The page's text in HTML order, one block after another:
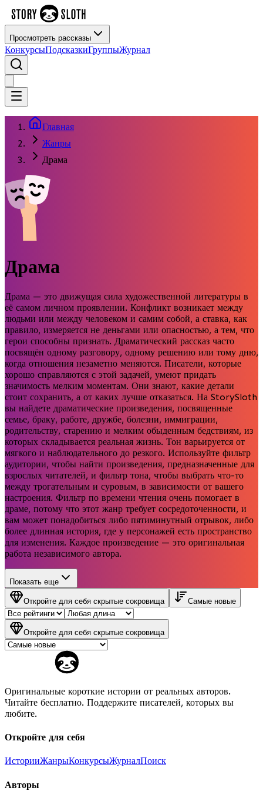
Просмотреть рассказы
КонкурсыПодсказкиГруппыЖурнал
Главная
Жанры
Драма
Драма
Драма — это движущая сила художественной литературы в
её самом личном проявлении. Конфликт возникает между
людьми или между человеком и самим собой, а ставка, как
правило, измеряется не деньгами или опасностью, а тем, что
герои способны признать. Драматический рассказ часто
посвящён одному разговору, одному решению или тому дню,
когда отношения незаметно меняются. Писатели, которые
хорошо справляются с этой задачей, умеют придать
значимость мелким моментам. Они знают, какие детали
стоит сохранить, а от каких лучше отказаться. На StorySloth
вы найдете драматические произведения, посвященные
семье, браку, работе, дружбе, болезни, иммиграции,
родительству, старению и мелким обыденным бедствиям, из
которых складывается реальная жизнь. Тон варьируется от
мягкого и наблюдательного до резкого. Используйте фильтр
аудитории, чтобы найти произведения, предназначенные для
взрослых читателей, и фильтр тона, чтобы выбрать что-то
между трогательным и суровым, в зависимости от вашего
настроения. Фильтр по времени чтения очень помогает в
драме, потому что этот жанр требует сосредоточенности, и
вам может понадобиться либо пятиминутный отрывок, либо
более длинная история, где у персонажей есть пространство
для изменения. Каждое произведение — это оригинальная
работа независимого автора.
Показать еще
Откройте для себя скрытые сокровища Самые новые
Откройте для себя скрытые сокровища
Оригинальные короткие истории от реальных авторов.
Читайте бесплатно. Поддержите писателей, которых вы
любите.
Откройте для себя
ИсторииЖанрыКонкурсыЖурналПоиск
Авторы